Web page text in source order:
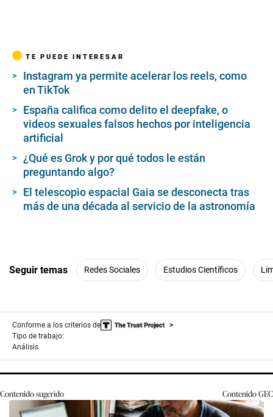
TE PUEDE INTERESAR
Instagram ya permite acelerar los reels, como
en TikTok
España califica como delito el deepfake, o
videos sexuales falsos hechos por inteligencia
artificial
¿Qué es Grok y por qué todos le están
preguntando algo?
El telescopio espacial Gaia se desconecta tras
más de una década al servicio de la astronomía
Seguir temas Redes Sociales Estudios Científicos
Conforme a los criterios de
Tipo de trabajo:
Análisis
Contenido sugerido ContenidoGEC